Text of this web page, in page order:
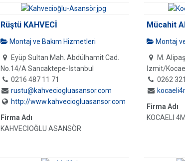
Rüştü KAHVECİ
Montaj ve Bakım Hizmetleri
Eyüp Sultan Mah. Abdülhamit Cad.
No.14/A Sancaktepe-İstanbul
0216 487 11 71
rustu@kahveciogluasansor.com
http://www.kahveciogluasansor.com
Firma Adı
KAHVECİOĞLU ASANSÖR
Mücahit
Montaj
M.
İzmit/
0262
Firma Adı
KOCAELİ